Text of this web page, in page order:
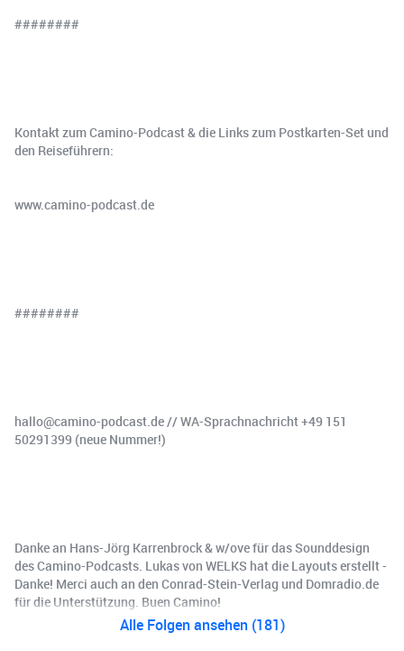
########
Kontakt zum Camino-Podcast & die Links zum Postkarten-Set und
den Reiseführern:
www.⁠⁠⁠⁠⁠⁠⁠⁠⁠⁠⁠⁠⁠camino-podcast.de⁠⁠⁠⁠⁠⁠⁠⁠⁠⁠⁠⁠⁠
########
hallo@camino-podcast.de⁠⁠⁠⁠⁠⁠ // ⁠⁠⁠⁠WA-Sprachnachricht +49 151
50291399 (neue Nummer!)
Danke an Hans-Jörg Karrenbrock & w/ove für das Sounddesign
des Camino-Podcasts. Lukas von WELKS hat die Layouts erstellt -
Danke! Merci auch an den Conrad-Stein-Verlag und ⁠⁠Domradio.de⁠⁠
für die Unterstützung. Buen Camino!
Alle Folgen ansehen (181)